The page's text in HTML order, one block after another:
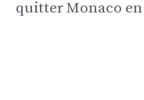
quitter Monaco